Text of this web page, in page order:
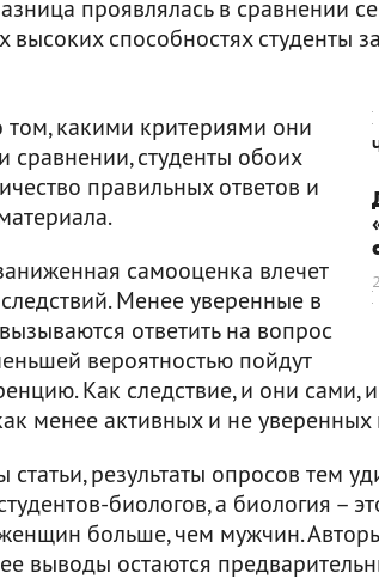
проявлялась в сравнении
высоких способностях студенты
том, какими критериями они
сравнении, студенты обоих
правильных ответов и
самооценка влечет
Менее уверенные в
ответить на вопрос
вероятностью пойдут
Как следствие, и они сами,
менее активных и не уверенных
результаты опросов тем
биологов, а биология –
женщин больше, чем мужчин.
выводы остаются